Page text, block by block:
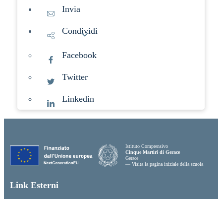
Invia
Condividi
Facebook
Twitter
Linkedin
Istituto Comprensivo
Cinque Martiri di Gerace
Gerace
— Visita la pagina iniziale della scuola
Link Esterni